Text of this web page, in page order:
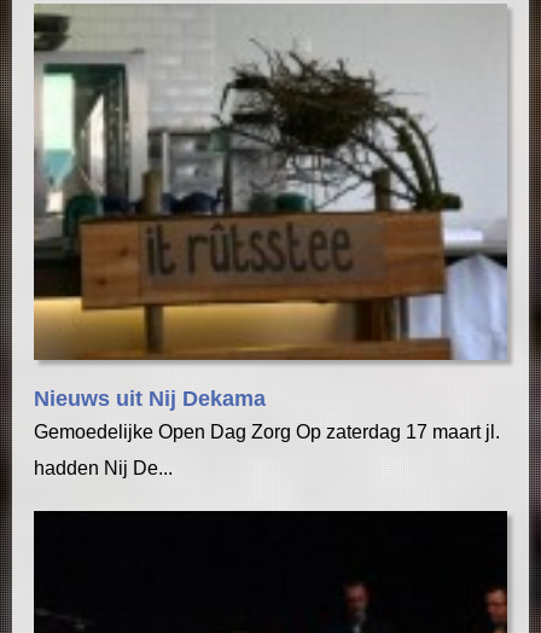
Nieuws uit Nij Dekama
Gemoedelijke Open Dag Zorg Op zaterdag 17 maart jl.
hadden Nij De...